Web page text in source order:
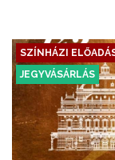
SZÍNHÁZI
JEGYVÁSÁRLÁS